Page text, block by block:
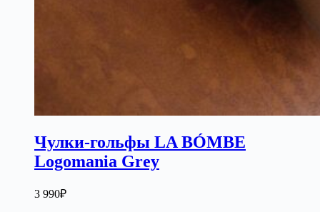
Чулки-гольфы LA BÓMBE
Logomania Grey
3 990₽